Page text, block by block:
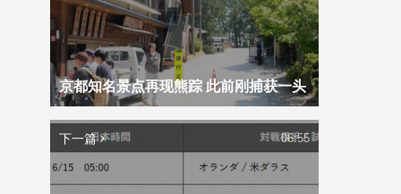
京都知名景点再现熊踪 此前刚捕获一头
下一篇 06:55